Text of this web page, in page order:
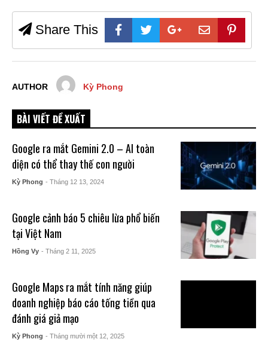
Share This
AUTHOR Kỳ Phong
BÀI VIẾT ĐỀ XUẤT
Google ra mắt Gemini 2.0 – AI toàn
diện có thể thay thế con người
Kỳ Phong - Tháng 12 13, 2024
Google cảnh báo 5 chiêu lừa phổ biến
tại Việt Nam
Hồng Vy - Tháng 2 11, 2025
Google Maps ra mắt tính năng giúp
doanh nghiệp báo cáo tống tiền qua
đánh giá giả mạo
Kỳ Phong - Tháng mười một 12, 2025